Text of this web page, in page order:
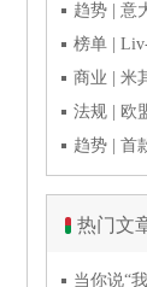
热门文